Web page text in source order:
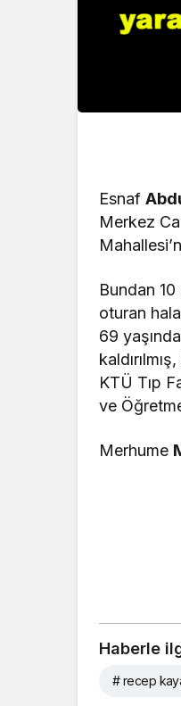
Esnaf
Merkez
Bundan
oturan
69
KTÜ Tıp
ve
Merhume
Haberle
# recep